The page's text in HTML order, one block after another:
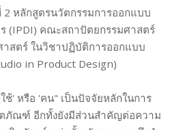
หลักสูตรนวัตกรรมการออกแบบ
(IPDI) คณะสถาปัตยกรรมศาสตร์
าสตร์ ในวิชาปฏิบัติการออกแบบ
in Product Design)
ช้' หรือ 'คน" เป็นปัจจัยหลักในการ
ภัณฑ์ อีกทั้งยังมีส่วนสําคัญต่อความ